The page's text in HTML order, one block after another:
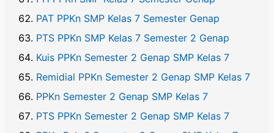
PAT PPKn SMP Kelas 7 Semester Genap
PTS PPKn SMP Kelas 7 Semester 2 Genap
Kuis PPKn Semester 2 Genap SMP Kelas 7
Remidial PPKn Semester 2 Genap SMP Kelas 7
PPKn Semester 2 Genap SMP Kelas 7
PTS PPKn Semester 2 Genap SMP Kelas 7